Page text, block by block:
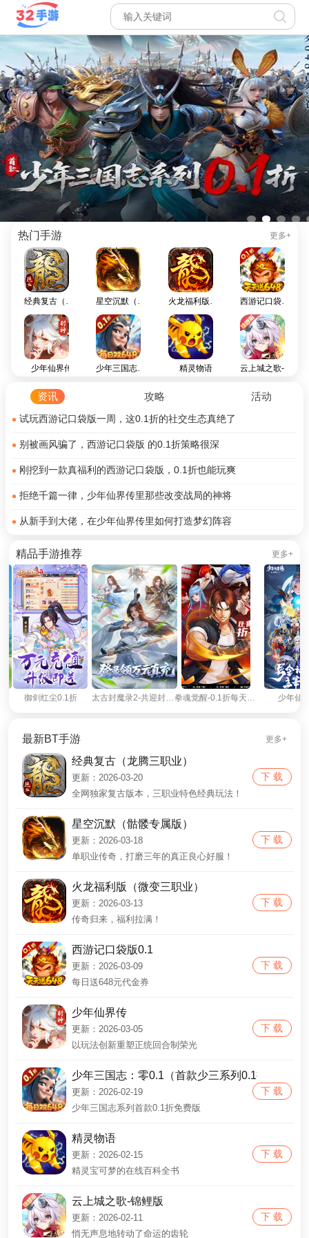
热门手游 更多+
经典复古（龙腾三职业） 星空沉默（骷髅专属版） 火龙福利版（微变三职业） 西游记口袋版0.1
少年仙界传 少年三国志：零0.1（首款少三系列0.1折） 精灵物语 云上城之歌-锦鲤版
资讯 攻略 活动
试玩西游记口袋版一周，这0.1折的社交生态真绝了
别被画风骗了，西游记口袋版 的0.1折策略很深
刚挖到一款真福利的西游记口袋版，0.1折也能玩爽
拒绝千篇一律，少年仙界传里那些改变战局的神将
从新手到大佬，在少年仙界传里如何打造梦幻阵容
精品手游推荐 更多+
御剑红尘0.1折 太古封魔录2-共迎封魔时代 拳魂觉醒-0.1折每天送代金券 少年仙界
最新BT手游 更多+
经典复古（龙腾三职业）
更新：2026-03-20
全网独家复古版本，三职业特色经典玩法！
下 载
星空沉默（骷髅专属版）
更新：2026-03-18
单职业传奇，打磨三年的真正良心好服！
下 载
火龙福利版（微变三职业）
更新：2026-03-13
传奇归来，福利拉满！
下 载
西游记口袋版0.1
更新：2026-03-09
每日送648元代金券
下 载
少年仙界传
更新：2026-03-05
以玩法创新重塑正统回合制荣光
下 载
少年三国志：零0.1（首款少三系列0.1折）
更新：2026-02-19
少年三国志系列首款0.1折免费版
下 载
精灵物语
更新：2026-02-15
精灵宝可梦的在线百科全书
下 载
云上城之歌-锦鲤版
更新：2026-02-11
悄无声息地转动了命运的齿轮
下 载